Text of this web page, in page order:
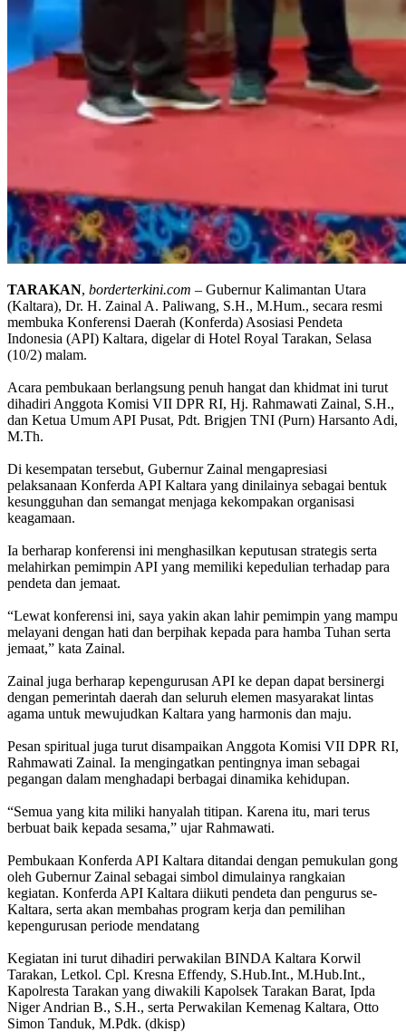
TARAKAN, borderterkini.com – Gubernur Kalimantan Utara
(Kaltara), Dr. H. Zainal A. Paliwang, S.H., M.Hum., secara resmi
membuka Konferensi Daerah (Konferda) Asosiasi Pendeta
Indonesia (API) Kaltara, digelar di Hotel Royal Tarakan, Selasa
(10/2) malam.
Acara pembukaan berlangsung penuh hangat dan khidmat ini turut
dihadiri Anggota Komisi VII DPR RI, Hj. Rahmawati Zainal, S.H.,
dan Ketua Umum API Pusat, Pdt. Brigjen TNI (Purn) Harsanto Adi,
M.Th.
Di kesempatan tersebut, Gubernur Zainal mengapresiasi
pelaksanaan Konferda API Kaltara yang dinilainya sebagai bentuk
kesungguhan dan semangat menjaga kekompakan organisasi
keagamaan.
Ia berharap konferensi ini menghasilkan keputusan strategis serta
melahirkan pemimpin API yang memiliki kepedulian terhadap para
pendeta dan jemaat.
“Lewat konferensi ini, saya yakin akan lahir pemimpin yang mampu
melayani dengan hati dan berpihak kepada para hamba Tuhan serta
jemaat,” kata Zainal.
Zainal juga berharap kepengurusan API ke depan dapat bersinergi
dengan pemerintah daerah dan seluruh elemen masyarakat lintas
agama untuk mewujudkan Kaltara yang harmonis dan maju.
Pesan spiritual juga turut disampaikan Anggota Komisi VII DPR RI,
Rahmawati Zainal. Ia mengingatkan pentingnya iman sebagai
pegangan dalam menghadapi berbagai dinamika kehidupan.
“Semua yang kita miliki hanyalah titipan. Karena itu, mari terus
berbuat baik kepada sesama,” ujar Rahmawati.
Pembukaan Konferda API Kaltara ditandai dengan pemukulan gong
oleh Gubernur Zainal sebagai simbol dimulainya rangkaian
kegiatan. Konferda API Kaltara diikuti pendeta dan pengurus se-
Kaltara, serta akan membahas program kerja dan pemilihan
kepengurusan periode mendatang
Kegiatan ini turut dihadiri perwakilan BINDA Kaltara Korwil
Tarakan, Letkol. Cpl. Kresna Effendy, S.Hub.Int., M.Hub.Int.,
Kapolresta Tarakan yang diwakili Kapolsek Tarakan Barat, Ipda
Niger Andrian B., S.H., serta Perwakilan Kemenag Kaltara, Otto
Simon Tanduk, M.Pdk. (dkisp)